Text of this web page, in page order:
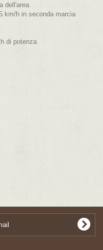
dell'area
km/h in seconda marcia
di potenza